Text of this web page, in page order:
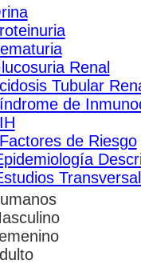
Renal
Tubular
de
Factores de Riesgo